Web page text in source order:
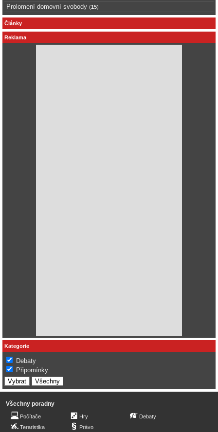
Prolomení domovní svobody (15)
Články
Reklama
Kategorie
Debaty
Připomínky
Všechny poradny
Počítače
Teraristika
Hry
Právo
Debaty